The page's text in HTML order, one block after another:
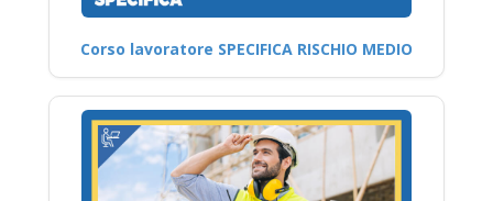
Corso lavoratore SPECIFICA RISCHIO MEDIO